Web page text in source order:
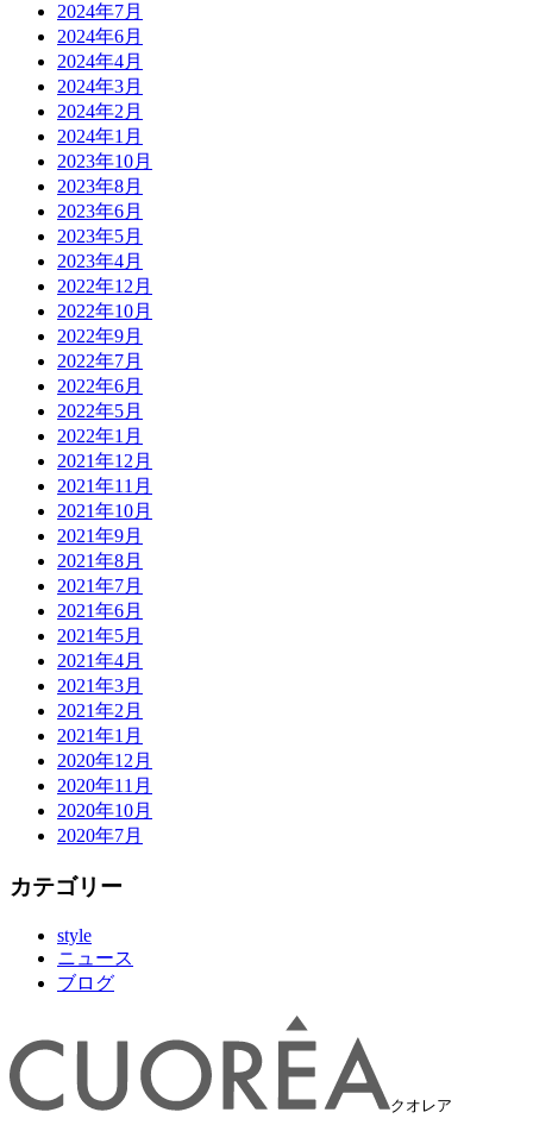
2024年7月
2024年6月
2024年4月
2024年3月
2024年2月
2024年1月
2023年10月
2023年8月
2023年6月
2023年5月
2023年4月
2022年12月
2022年10月
2022年9月
2022年7月
2022年6月
2022年5月
2022年1月
2021年12月
2021年11月
2021年10月
2021年9月
2021年8月
2021年7月
2021年6月
2021年5月
2021年4月
2021年3月
2021年2月
2021年1月
2020年12月
2020年11月
2020年10月
2020年7月
カテゴリー
style
ニュース
ブログ
クオレア